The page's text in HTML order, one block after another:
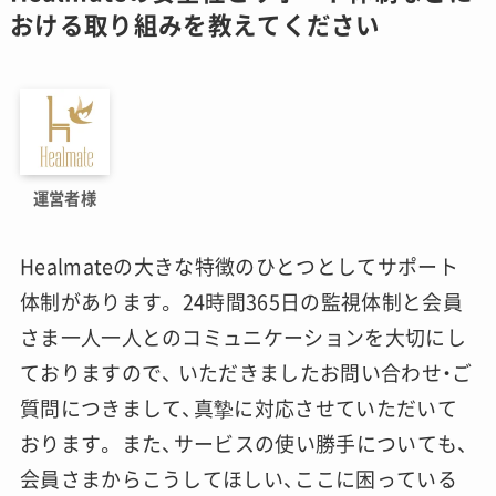
おける取り組みを教えてください
運営者様
Healmateの大きな特徴のひとつとしてサポート
体制があります。 24時間365日の監視体制と会員
さま一人一人とのコミュニケーションを大切にし
ておりますので、 いただきましたお問い合わせ・ご
質問につきまして、真摯に対応させていただいて
おります。 また、サービスの使い勝手についても、
会員さまからこうしてほしい、ここに困っている